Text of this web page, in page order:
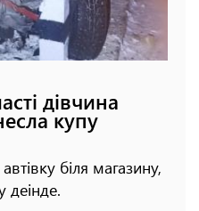
дівчина
купу
біля магазину,